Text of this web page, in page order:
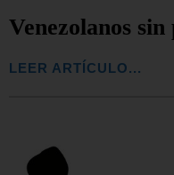
Venezolanos sin
LEER ARTÍCULO...